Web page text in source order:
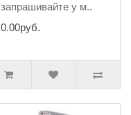
запрашивайте у м..
0.00руб.